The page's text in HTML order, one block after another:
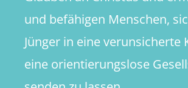
und befähigen Menschen,
Jünger in eine verunsicherte
eine orientierungslose